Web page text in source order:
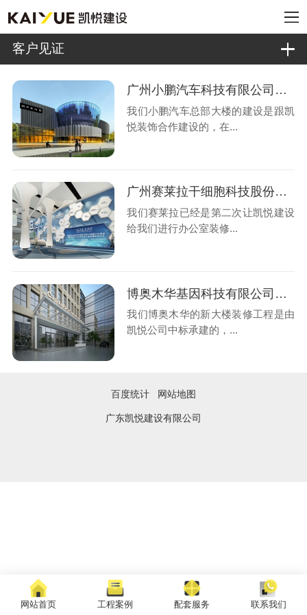
客户见证
广州小鹏汽车科技有限公司办公室装修客户见证
我们小鹏汽车总部大楼的建设是跟凯
悦装饰合作建设的，在...
广州赛莱拉干细胞科技股份有限公司办公室装修客户评价
我们赛莱拉已经是第二次让凯悦建设
给我们进行办公室装修...
博奥木华基因科技有限公司大楼装修客户见证
我们博奥木华的新大楼装修工程是由
凯悦公司中标承建的，...
百度统计 网站地图
广东凯悦建设有限公司
网站首页 工程案例 配套服务 联系我们